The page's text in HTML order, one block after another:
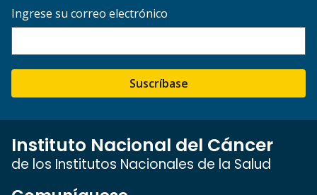
Ingrese su correo electrónico
Suscríbase
Instituto Nacional del Cáncer
de los Institutos Nacionales de la Salud